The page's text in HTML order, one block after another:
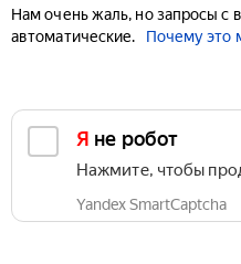
Нам очень жаль, но запросы с
автоматические.
Почему это
Я не робот
Нажмите, чтобы
Yandex SmartCaptcha